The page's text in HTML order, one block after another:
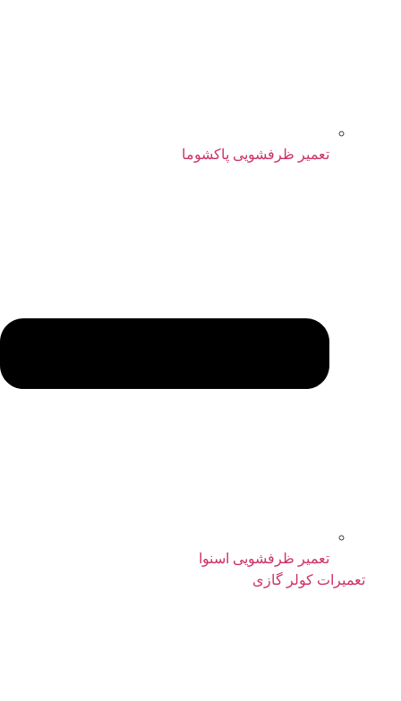
تعمیر ظرفشویی پاکشوما
تعمیر ظرفشویی اسنوا
تعمیرات کولر گازی